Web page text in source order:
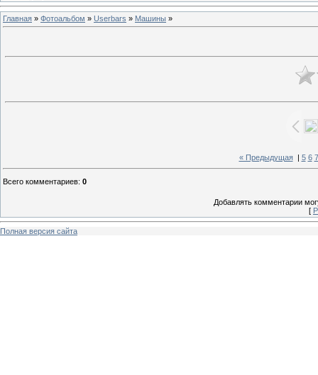
Главная » Фотоальбом » Userbars » Машины »
« Предыдущая| 5 6 7
Всего комментариев: 0
Добавлять комментарии
[
Полная версия сайта